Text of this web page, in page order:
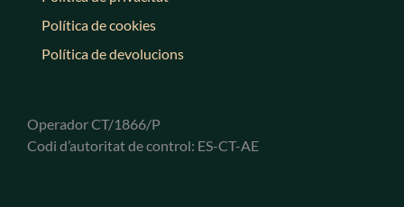
Política de cookies
Política de devolucions
Operador CT/1866/P
Codi d’autoritat de control: ES-CT-AE